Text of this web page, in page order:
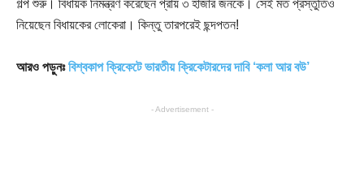
গল্প শুরু। বিধায়ক নিমন্ত্রণ করেছেন প্রায় ৩ হাজার জনকে। সেই মত প্রস্তুতিও
নিয়েছেন বিধায়কের লোকেরা। কিন্তু তারপরেই ছন্দপতন!
আরও পড়ুনঃবিশ্বকাপ ক্রিকেটে ভারতীয় ক্রিকেটারদের দাবি ‘কলা আর বউ’
- Advertisement -